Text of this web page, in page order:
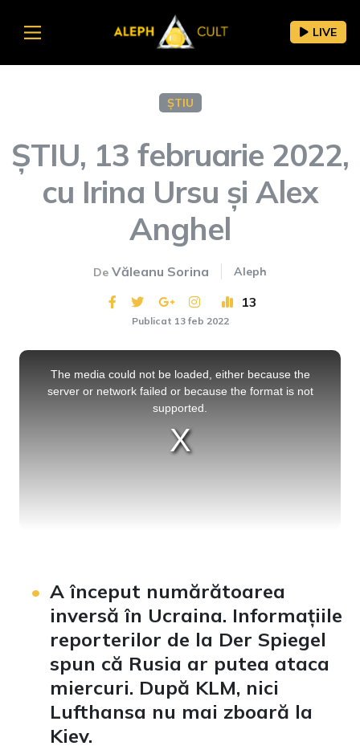
LIVE
ȘTIU
ȘTIU, 13 februarie 2022,
cu Irina Ursu și Alex
Anghel
De Văleanu Sorina Aleph
13
Publicat 13 feb 2022
This
The media could not be loaded, either because the
server or network failed or because the format is not
supported.
A început numărătoarea
inversă în Ucraina. Informațiile
reporterilor de la Der Spiegel
spun că Rusia ar putea ataca
miercuri. După KLM, nici
Lufthansa nu mai zboară la
Kiev.